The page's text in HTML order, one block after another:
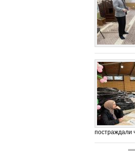
постраждали